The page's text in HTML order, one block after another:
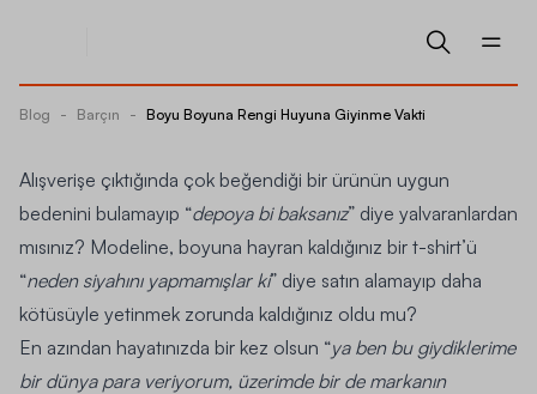
Blog - Barçın - Boyu Boyuna Rengi Huyuna Giyinme Vakti
Alışverişe çıktığında çok beğendiği bir ürünün uygun
bedenini bulamayıp “depoya bi baksanız” diye yalvaranlardan
mısınız? Modeline, boyuna hayran kaldığınız bir t-shirt’ü
“neden siyahını yapmamışlar ki” diye satın alamayıp daha
kötüsüyle yetinmek zorunda kaldığınız oldu mu?
En azından hayatınızda bir kez olsun “ya ben bu giydiklerime
bir dünya para veriyorum, üzerimde bir de markanın